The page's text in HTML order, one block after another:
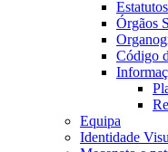
Estatutos
Órgãos
Código
Equipa
Identidade